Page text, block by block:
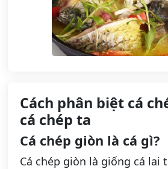
Cách phân biệt cá
cá chép ta
Cá chép giòn là cá gì?
Cá chép giòn là giống cá lai